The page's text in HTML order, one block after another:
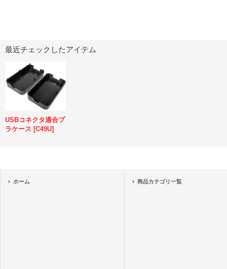
最近チェックしたアイテム
USBコネクタ適合プ
ラケース [C49U]
ホーム 商品カテゴリ一覧